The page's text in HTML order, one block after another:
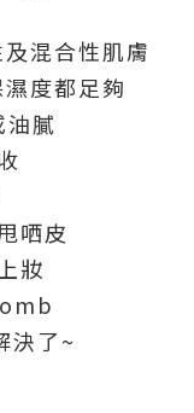
混合性肌膚
度都足夠
油膩
哂皮
妝
決了~